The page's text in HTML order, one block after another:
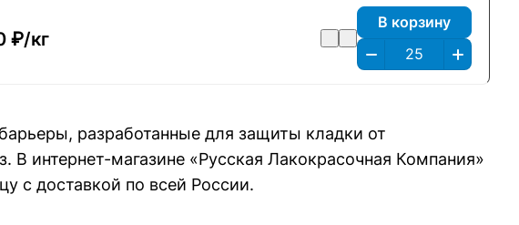
₽/кг
В корзину
разработанные для защиты кладки от
В интернет-магазине «Русская Лакокрасочная Компания»
с доставкой по всей России.